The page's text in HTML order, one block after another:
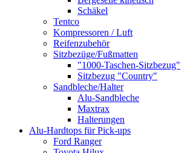
Schäkel
Tentco
Kompressoren / Luft
Reifenzubehör
Sitzbezüge/Fußmatten
"1000-Taschen-Sitzbezug"
Sitzbezug "Country"
Sandbleche/Halter
Alu-Sandbleche
Maxtrax
Halterungen
Alu-Hardtops für Pick-ups
Ford Ranger